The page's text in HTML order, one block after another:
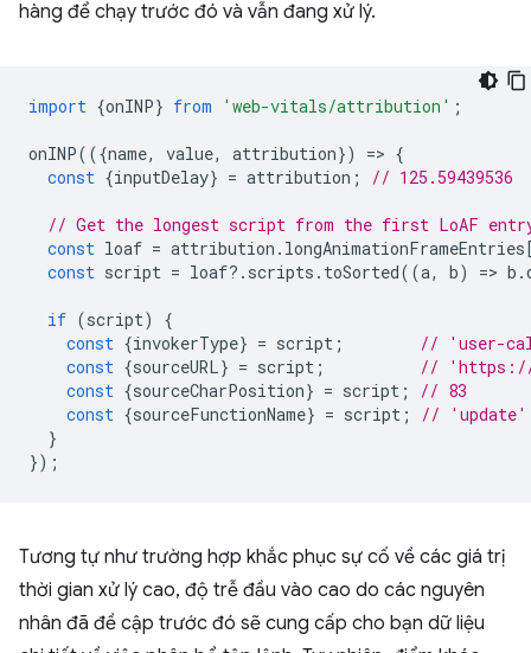
hàng để chạy trước đó và vẫn đang xử lý.
import {onINP} from 'web-vitals/attribution' ;
onINP(({name, value, attribution}) => {
const {inputDelay} = attribution ; // 125.59439536
// Get the longest script from the first LoAF
const loaf = attribution . longAnimationFrameEntries
const script = loaf? . scripts . toSorted((a, b) => b .
if (script)
{
const {invokerType} = script ;
// 'user-
const {sourceURL} = script ;
// 'https://
const {sourceCharPosition} = script ;
// 83
const {sourceFunctionName} = script ;
// 'update'
}
});
Tương tự như trường hợp khắc phục sự cố về các giá trị
thời gian xử lý cao, độ trễ đầu vào cao do các nguyên
nhân đã đề cập trước đó sẽ cung cấp cho bạn dữ liệu